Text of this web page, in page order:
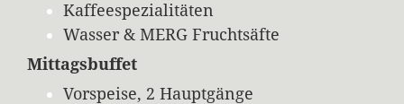
Kaffeespezialitäten
Wasser & MERG Fruchtsäfte
Mittagsbuffet
Vorspeise, 2 Hauptgänge